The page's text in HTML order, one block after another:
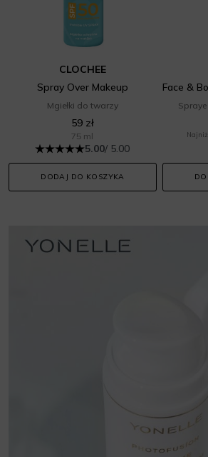
CLOCHEE
Spray Over Makeup
Mgiełki do twarzy
59 zł
75 ml
5.00/ 5.00
DODAJ DO KOSZYKA